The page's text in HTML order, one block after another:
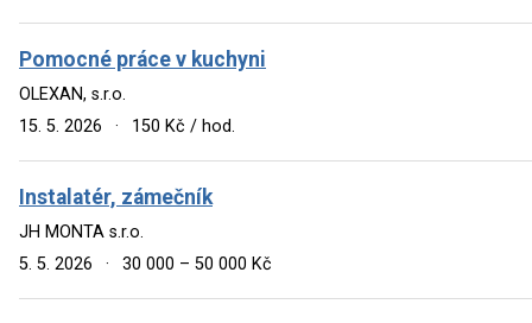
Pomocné práce v kuchyni
OLEXAN, s.r.o.
15. 5. 2026
· 150 Kč / hod.
Instalatér, zámečník
JH MONTA s.r.o.
5. 5. 2026
· 30 000 – 50 000 Kč